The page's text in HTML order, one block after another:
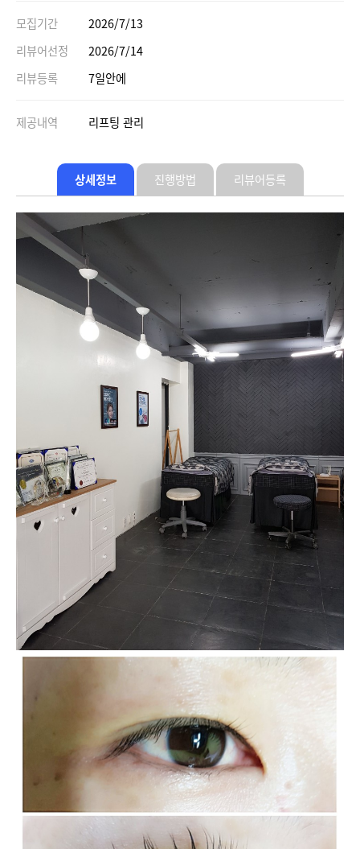
모집기간
2026/7/13
리뷰어선정
2026/7/14
리뷰등록
7일안에
제공내역 리프팅 관리
상세정보 진행방법 리뷰어등록